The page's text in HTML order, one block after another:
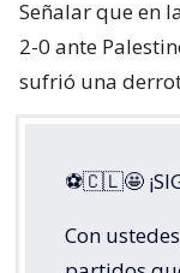
Señalar que en
2-0 ante
sufrió una
⚽🇨🇱🤩
Con